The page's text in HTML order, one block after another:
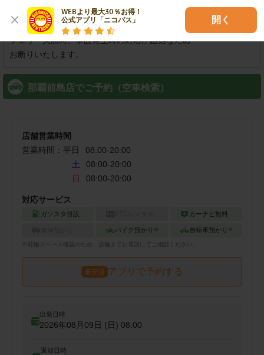
WEBより最大30％お得！
公式アプリ「ニコパス」
開く
※離島航路のフェリーへの持ち込みは
フェリー欠航時、事故発生時の対応が困難なため
お断りいたします。
那覇前島店でご予約（空車検索）
店舗営業時間
営業時間： 平日 08:00-20:00
土
08:00-20:00
日
08:00-20:00
対応サービス
ガソスタ併設 カーナビ無料
バイク預かり ※ 自転車預かり ※
※ スペース確認のため、店舗までお電話にてご相談ください。
最安値 アプリで予約する
出発日時
2026年08月09日 (日) 08:00
返却日時